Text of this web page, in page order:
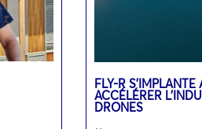
FLY-R
ACCÉLÉRER
DRONES